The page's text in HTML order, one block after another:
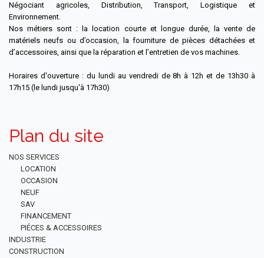
Négociant agricoles, Distribution, Transport, Logistique et
Environnement.
Nos métiers sont : la location courte et longue durée, la vente de
matériels neufs ou d’occasion, la fourniture de pièces détachées et
d’accessoires, ainsi que la réparation et l’entretien de vos machines.
Horaires d'ouverture : du lundi au vendredi de 8h à 12h et de 13h30 à
17h15 (le lundi jusqu'à 17h30)
Plan du site
NOS SERVICES
LOCATION
OCCASION
NEUF
SAV
FINANCEMENT
PIÉCES & ACCESSOIRES
INDUSTRIE
CONSTRUCTION